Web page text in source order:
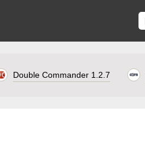
Double Commander 1.2.7